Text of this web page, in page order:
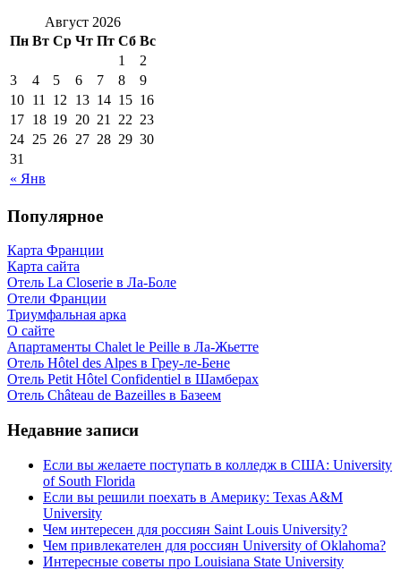
Август 2026
Пн Вт Ср Чт Пт Сб Вс
« Янв
1
2
3
4 5 6 7 8
9
10 11 12 13 14 15 16
17 18 19 20 21 22 23
24 25 26 27 28 29 30
31
Популярное
Карта Франции
Карта сайта
Отель La Closerie в Ла-Боле
Отели Франции
Триумфальная арка
О сайте
Апартаменты Chalet le Peille в Ла-Жьетте
Отель Hôtel des Alpes в Греу-ле-Бене
Отель Petit Hôtel Confidentiel в Шамберах
Отель Château de Bazeilles в Базеем
Недавние записи
Если вы желаете поступать в колледж в США: University
of South Florida
Если вы решили поехать в Америку: Texas A&M
University
Чем интересен для россиян Saint Louis University?
Чем привлекателен для россиян University of Oklahoma?
Интересные советы про Louisiana State University